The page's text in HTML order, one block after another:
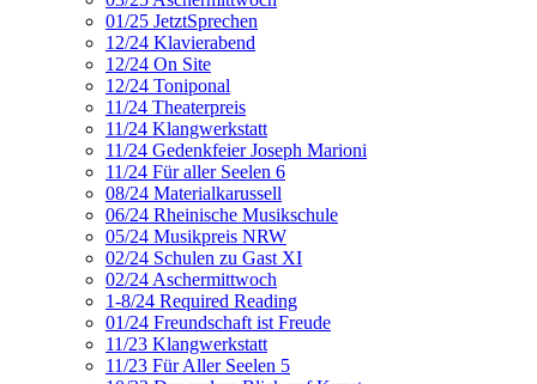
01/25 JetztSprechen
12/24 Klavierabend
12/24 On Site
12/24 Toniponal
11/24 Theaterpreis
11/24 Klangwerkstatt
11/24 Gedenkfeier Joseph Marioni
11/24 Für aller Seelen 6
08/24 Materialkarussell
06/24 Rheinische Musikschule
05/24 Musikpreis NRW
02/24 Schulen zu Gast XI
02/24 Aschermittwoch
1-8/24 Required Reading
01/24 Freundschaft ist Freude
11/23 Klangwerkstatt
11/23 Für Aller Seelen 5